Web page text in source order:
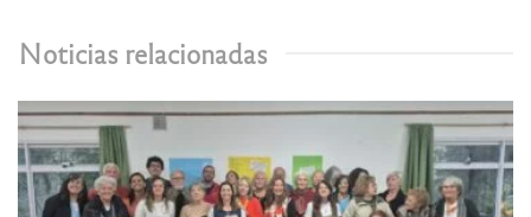
Noticias relacionadas